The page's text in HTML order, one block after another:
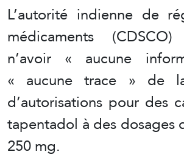
L’autorité indienne de
médicaments
n’avoir « aucune
« aucune trace » de
d’autorisations pour des
tapentadol à des dosages
250 mg.